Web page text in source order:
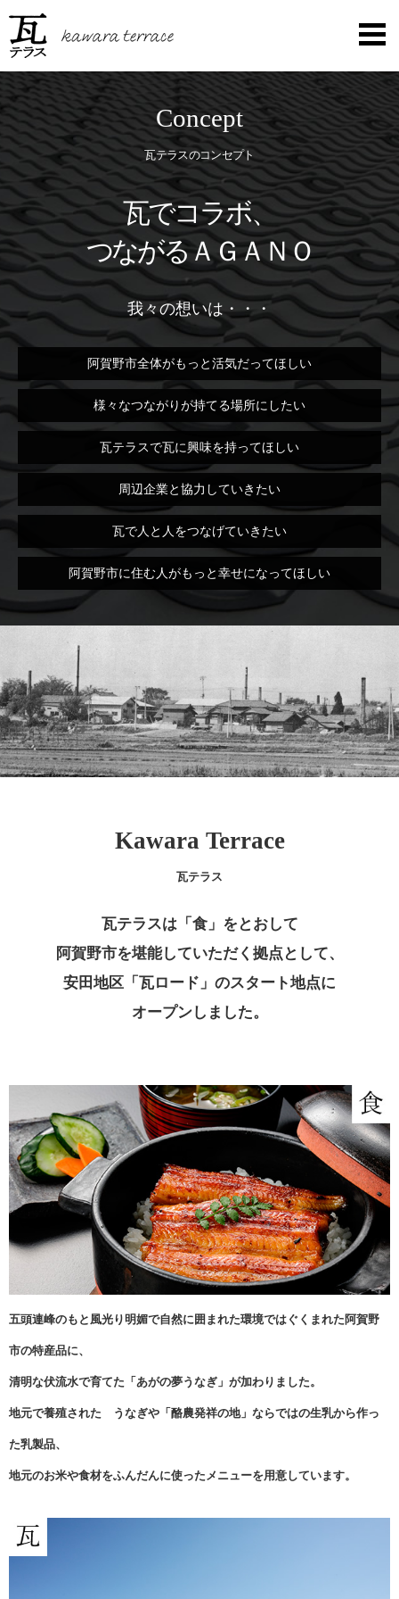
Concept
瓦テラスのコンセプト
瓦でコラボ、
つながるＡＧＡＮＯ
我々の想いは・・・
阿賀野市全体がもっと活気だってほしい
様々なつながりが持てる場所にしたい
瓦テラスで瓦に興味を持ってほしい
周辺企業と協力していきたい
瓦で人と人をつなげていきたい
阿賀野市に住む人がもっと幸せになってほしい
Kawara Terrace
瓦テラス
瓦テラスは「食」をとおして
阿賀野市を堪能していただく拠点として、
安田地区「瓦ロード」のスタート地点に
オープンしました。
五頭連峰のもと風光り明媚で自然に囲まれた環境ではぐくまれた阿賀野
市の特産品に、
清明な伏流水で育てた「あがの夢うなぎ」が加わりました。
地元で養殖された うなぎや「酪農発祥の地」ならではの生乳から作っ
た乳製品、
地元のお米や食材をふんだんに使ったメニューを用意しています。